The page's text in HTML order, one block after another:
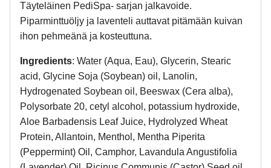
Täyteläinen PediSpa- sarjan jalkavoide.
Piparminttuöljy ja laventeli auttavat pitämään kuivan
ihon pehmeänä ja kosteuttuna.
Ingredients: Water (Aqua, Eau), Glycerin, Stearic
acid, Glycine Soja (Soybean) oil, Lanolin,
Hydrogenated Soybean oil, Beeswax (Cera alba),
Polysorbate 20, cetyl alcohol, potassium hydroxide,
Aloe Barbadensis Leaf Juice, Hydrolyzed Wheat
Protein, Allantoin, Menthol, Mentha Piperita
(Peppermint) Oil, Camphor, Lavandula Angustifolia